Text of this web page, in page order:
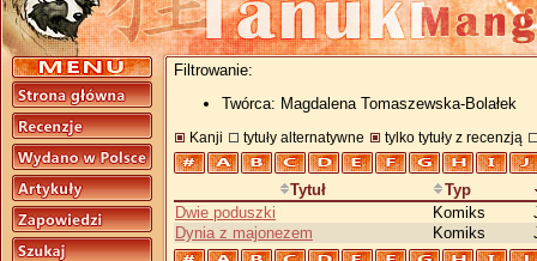
Filtrowanie:
Twórca: Magdalena Tomaszewska-Bolałek
Kanji tytuły alternatywne tylko tytuły z recenzją
Tytuł
Typ
Dwie poduszki
Komiks
Dynia z majonezem
Komiks